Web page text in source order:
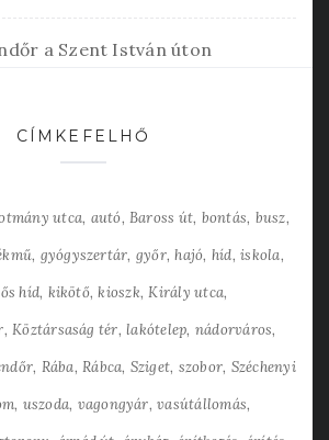
a Szent István úton
CÍMKEFELHŐ
utca autó Baross út bontás busz
gyógyszertár győr hajó híd iskola
híd kikötő kioszk Király utca
Köztársaság tér lakótelep nádorváros
Rába Rábca Sziget szobor Széchenyi
uszoda vagongyár vasútállomás